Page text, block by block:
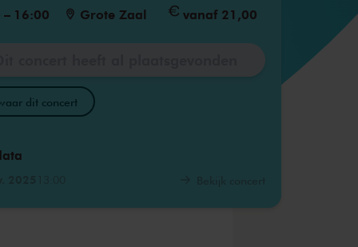
– 16:00 Grote Zaal vanaf 21,00
dit concert